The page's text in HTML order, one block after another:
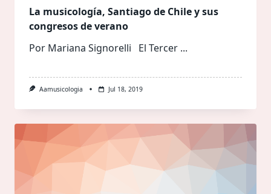
La musicología, Santiago de Chile y sus
congresos de verano
Por Mariana Signorelli El Tercer ...
Aamusicologia Jul 18, 2019